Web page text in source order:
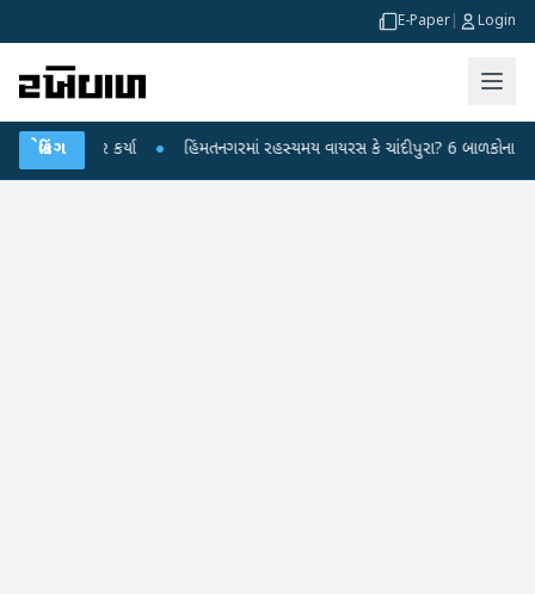
E-Paper Login
બ્રેકિંગ
પ્રહાર કર્યા ● હિંમતનગરમાં રહસ્યમય વાયરસ કે ચાંદીપુરા? 6 બાળકોના મોતથી